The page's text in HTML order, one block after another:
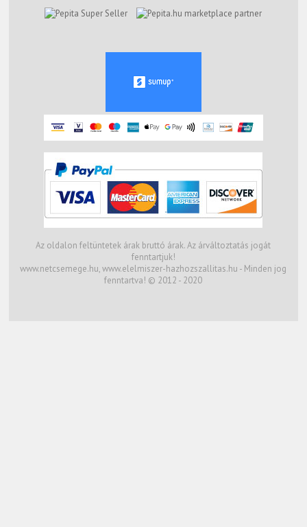
marketplace partner
Az oldalon feltüntetek árak bruttó árak. Az árváltoztatás jogát
fenntartjuk!
www.netcsemege.hu, www.elelmiszer-hazhozszallitas.hu - Minden jog
fenntartva! © 2012 - 2020